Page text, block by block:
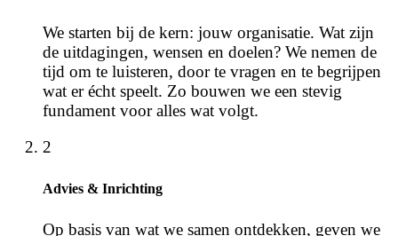
We starten bij de kern: jouw organisatie. Wat zijn
de uitdagingen, wensen en doelen? We nemen de
tijd om te luisteren, door te vragen en te begrijpen
wat er écht speelt. Zo bouwen we een stevig
fundament voor alles wat volgt.
2
Advies & Inrichting
Op basis van wat we samen ontdekken, geven we